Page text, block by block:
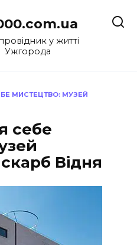
у житті
Ужгорода
МИСТЕЦТВО: МУЗЕЙ
себе
Відня